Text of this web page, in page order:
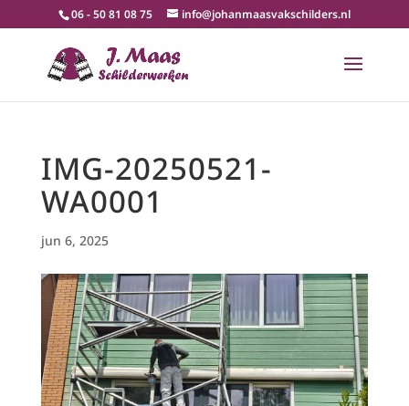
06 - 50 81 08 75 info@johanmaasvakschilders.nl
IMG-20250521-
WA0001
jun 6, 2025